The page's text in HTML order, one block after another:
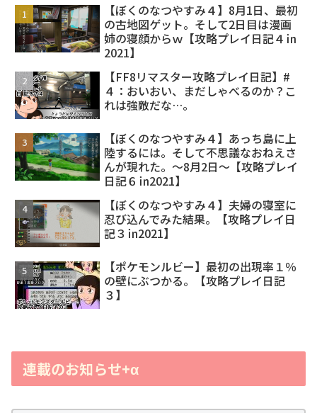
【ぼくのなつやすみ４】8月1日、最初
の古地図ゲット。そして2日目は漫画
姉の寝顔からｗ【攻略プレイ日記４㏌
2021】
【FF8リマスター攻略プレイ日記】#
４：おいおい、まだしゃべるのか？こ
れは強敵だな…。
【ぼくのなつやすみ４】あっち島に上
陸するには。そして不思議なおねえさ
んが現れた。～8月2日～【攻略プレイ
日記６㏌2021】
【ぼくのなつやすみ４】夫婦の寝室に
忍び込んでみた結果。【攻略プレイ日
記３㏌2021】
【ポケモンルビー】最初の出現率１％
の壁にぶつかる。【攻略プレイ日記
３】
連載のお知らせ+α